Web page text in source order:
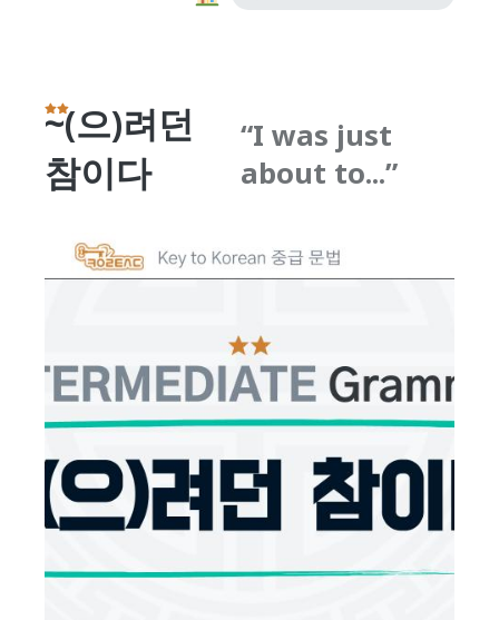
~(으)려던
참이다
I was just
about to...